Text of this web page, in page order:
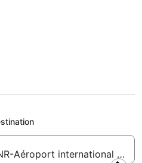
d'Anvers -
informations
Aéroport international